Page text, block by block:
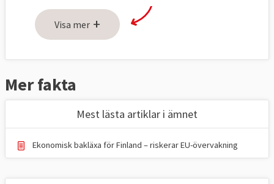
utmaningar.Från och med 2024 gäller
treprocentsregeln igen tillsammans med
Visa mer +
Mer fakta
Mest lästa artiklar i ämnet
Ekonomisk bakläxa för Finland – riskerar EU-övervakning